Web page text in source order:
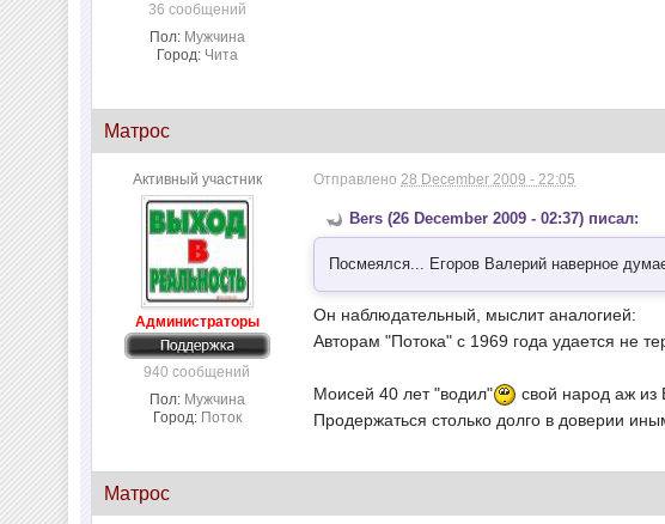
36 сообщений
Пол: Мужчина
Город: Чита
Матрос
Активный участник
Администраторы
940 сообщений
Пол: Мужчина
Город: Поток
Отправлено28 December 2009 - 22:05
Bers (26 December 2009 - 02:37) писал:
Посмеялся... Егоров Валерий наверное
Он наблюдательный, мыслит аналогией:
Авторам "Потока" с 1969 года удается не
Моисей 40 лет "водил"
свой народ аж из
Продержаться столько долго в доверии
Матрос